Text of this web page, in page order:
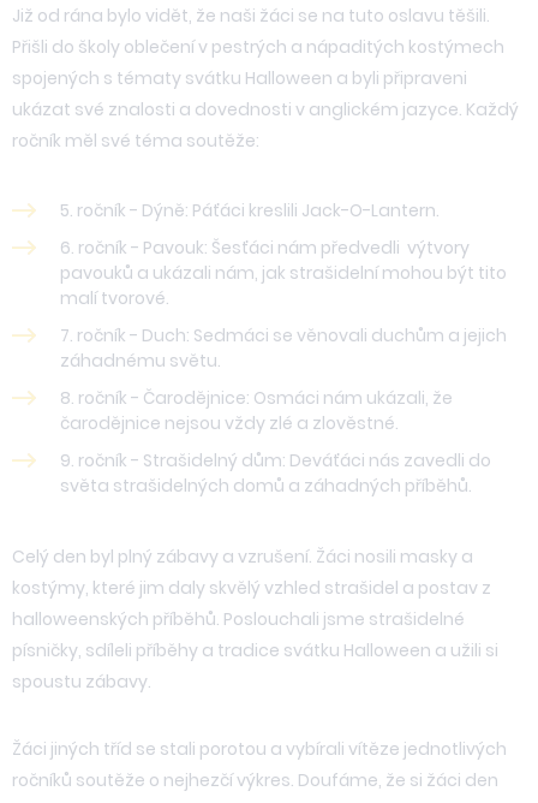
Již od rána bylo vidět, že naši žáci se na tuto oslavu těšili.
Přišli do školy oblečení v pestrých a nápaditých kostýmech
spojených s tématy svátku Halloween a byli připraveni
ukázat své znalosti a dovednosti v anglickém jazyce. Každý
ročník měl své téma soutěže:
5. ročník - Dýně: Páťáci kreslili Jack-O-Lantern.
6. ročník - Pavouk: Šesťáci nám předvedli výtvory
pavouků a ukázali nám, jak strašidelní mohou být tito
malí tvorové.
7. ročník - Duch: Sedmáci se věnovali duchům a jejich
záhadnému světu.
8. ročník - Čarodějnice: Osmáci nám ukázali, že
čarodějnice nejsou vždy zlé a zlověstné.
9. ročník - Strašidelný dům: Deváťáci nás zavedli do
světa strašidelných domů a záhadných příběhů.
Celý den byl plný zábavy a vzrušení. Žáci nosili masky a
kostýmy, které jim daly skvělý vzhled strašidel a postav z
halloweenských příběhů. Poslouchali jsme strašidelné
písničky, sdíleli příběhy a tradice svátku Halloween a užili si
spoustu zábavy.
Žáci jiných tříd se stali porotou a vybírali vítěze jednotlivých
ročníků soutěže o nejhezčí výkres. Doufáme, že si žáci den